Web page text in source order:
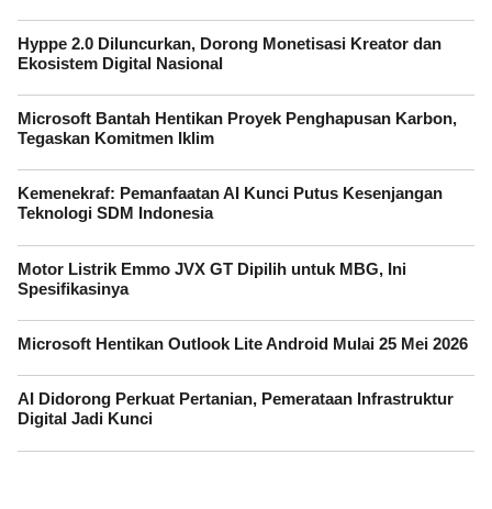
Hyppe 2.0 Diluncurkan, Dorong Monetisasi Kreator dan
Ekosistem Digital Nasional
Microsoft Bantah Hentikan Proyek Penghapusan Karbon,
Tegaskan Komitmen Iklim
Kemenekraf: Pemanfaatan AI Kunci Putus Kesenjangan
Teknologi SDM Indonesia
Motor Listrik Emmo JVX GT Dipilih untuk MBG, Ini
Spesifikasinya
Microsoft Hentikan Outlook Lite Android Mulai 25 Mei 2026
AI Didorong Perkuat Pertanian, Pemerataan Infrastruktur
Digital Jadi Kunci